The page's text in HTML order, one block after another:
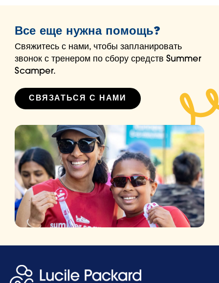
Все еще нужна помощь?
Свяжитесь с нами, чтобы запланировать
звонок с тренером по сбору средств Summer
Scamper.
СВЯЗАТЬСЯ С НАМИ